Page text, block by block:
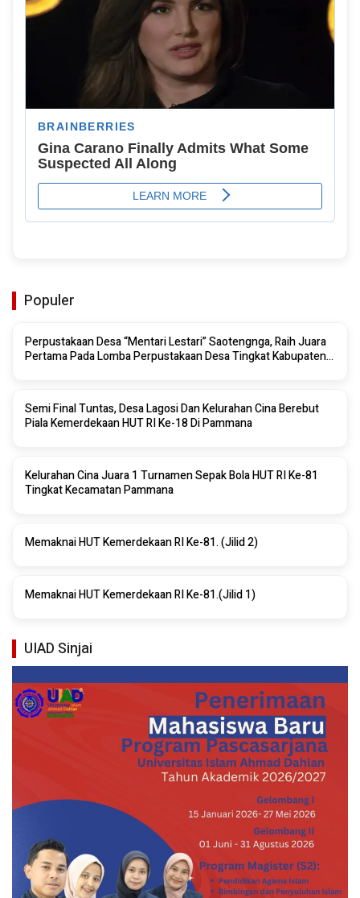
Populer
Perpustakaan Desa “Mentari Lestari” Saotengnga, Raih Juara
Pertama Pada Lomba Perpustakaan Desa Tingkat Kabupaten
Semi Final Tuntas, Desa Lagosi Dan Kelurahan Cina Berebut
Piala Kemerdekaan HUT RI Ke-18 Di Pammana
Kelurahan Cina Juara 1 Turnamen Sepak Bola HUT RI Ke-81
Tingkat Kecamatan Pammana
Memaknai HUT Kemerdekaan RI Ke-81. (Jilid 2)
Memaknai HUT Kemerdekaan RI Ke-81.(Jilid 1)
UIAD Sinjai